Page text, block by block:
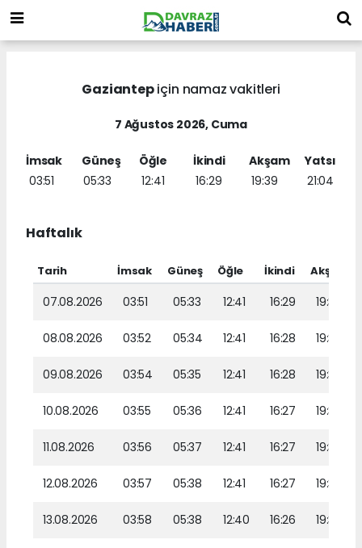
Gaziantepiçin namaz vakitleri
7 Ağustos 2026, Cuma
İmsak
03:51
Güneş
05:33
Öğle
12:41
İkindi
16:29
Akşam
19:39
Yatsı
21:04
Haftalık
Tarih İmsak Güneş Öğle İkindi Akşam
07.08.2026 03:51 05:33 12:41 16:29 19:39
08.08.2026 03:52 05:34 12:41 16:28 19:38
09.08.2026 03:54 05:35 12:41 16:28 19:37
10.08.2026 03:55 05:36 12:41 16:27 19:35
11.08.2026 03:56 05:37 12:41 16:27 19:34
12.08.2026 03:57 05:38 12:41 16:27 19:33
13.08.2026 03:58 05:38 12:40 16:26 19:32